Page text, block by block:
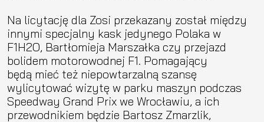
Na licytację dla Zosi przekazany został między
innymi specjalny kask jedynego Polaka w
F1H2O, Bartłomieja Marszałka czy przejazd
bolidem motorowodnej F1. Pomagający
będą mieć też niepowtarzalną szansę
wylicytować wizytę w parku maszyn podczas
Speedway Grand Prix we Wrocławiu, a ich
przewodnikiem będzie Bartosz Zmarzlik,